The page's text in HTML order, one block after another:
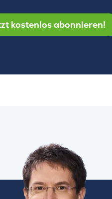
kostenlos abonnieren!